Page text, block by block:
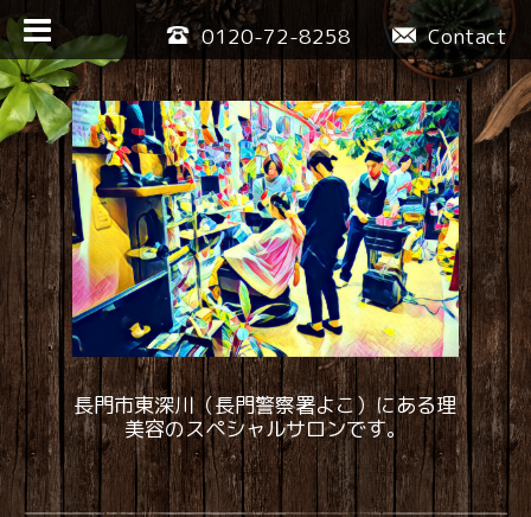
Contact
0120-72-8258
長門市東深川（長門警察署よこ）にある理
美容のスペシャルサロンです。